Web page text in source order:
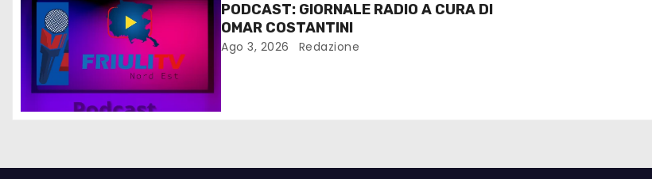
PODCAST: GIORNALE RADIO A CURA DI
OMAR COSTANTINI
Ago 3, 2026 Redazione